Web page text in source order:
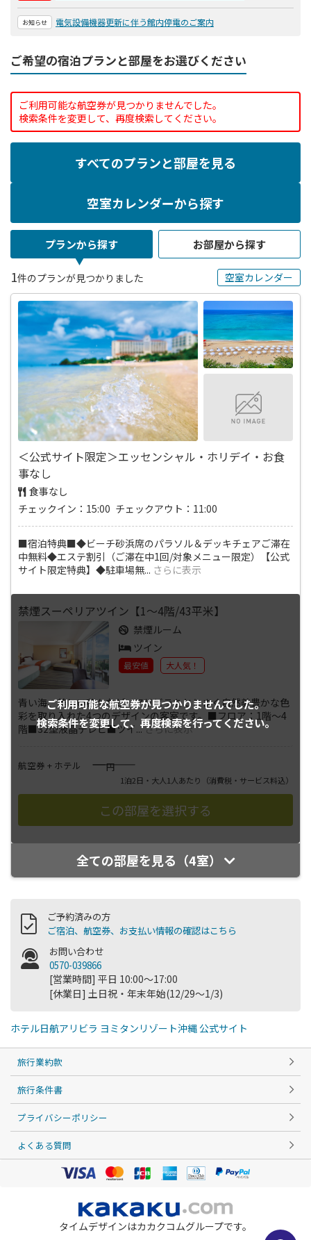
お知らせ 電気設備機器更新に伴う館内停電のご案内
ご希望の宿泊プランと部屋をお選びください
ご利用可能な航空券が見つかりませんでした。
検索条件を変更して、再度検索してください。
すべてのプランと部屋を見る
空室カレンダーから探す
プランから探す お部屋から探す
1件のプランが見つかりました 空室カレンダー
＜公式サイト限定＞エッセンシャル・ホリデイ・お食
事なし
食事なし
チェックイン：15:00 チェックアウト：11:00
■宿泊特典■◆ビーチ砂浜席のパラソル＆デッキチェアご滞在
中無料◆エステ割引（ご滞在中1回/対象メニュー限定）【公式
サイト限定特典】◆駐車場無... さらに表示
ご利用可能な航空券が見つかりませんでした。
検索条件を変更して、 再度検索を行ってください。
禁煙スーペリアツイン【1～4階/43平米】
禁煙ルーム
ツイン
最安値 大人気！
青い海、美しい花々など、アリビラをとりまく自然美豊かな色
彩を取り入れた4つのデザインの客室です。■フロア：1階～4
階■32型液晶テレビ■ツイ...さらに表示
航空券 + ホテル ――――円
1泊2日・大人1人あたり （消費税・サービス料込）
全ての部屋を見る（4室）
ご予約済みの方
ご宿泊、航空券、お支払い情報の確認はこちら
お問い合わせ
0570-039866
[営業時間] 平日 10:00～17:00
[休業日] 土日祝・年末年始(12/29～1/3)
ホテル日航アリビラ ヨミタンリゾート沖縄 公式サイト
旅行業約款
旅行条件書
プライバシーポリシー
よくある質問
タイムデザインはカカクコムグループです。